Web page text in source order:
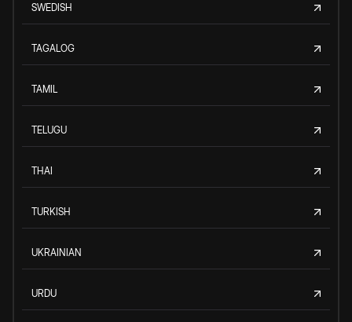
SWEDISH
TAGALOG
TAMIL
TELUGU
THAI
TURKISH
UKRAINIAN
URDU